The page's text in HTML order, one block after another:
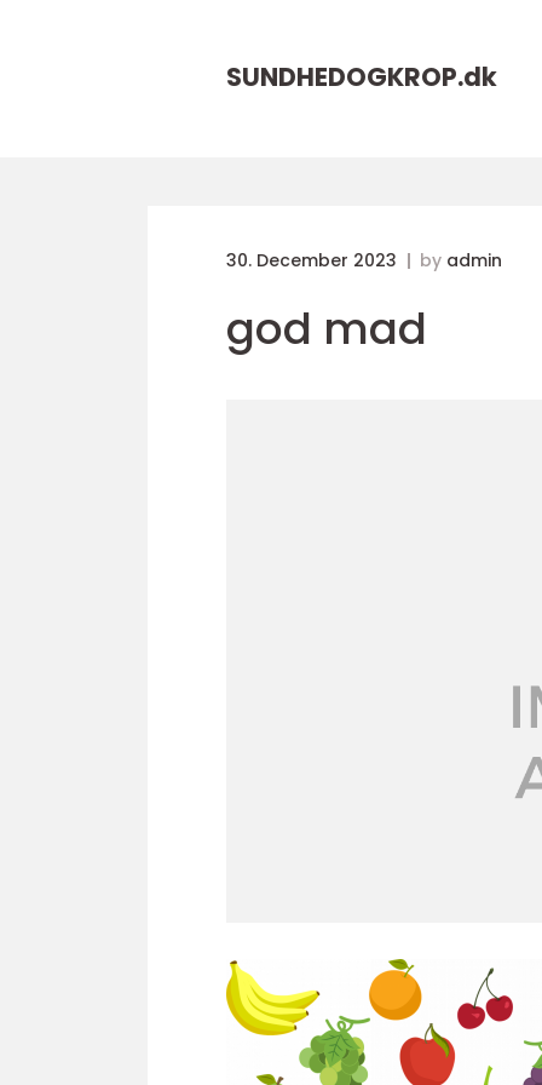
SUNDHEDOGKROP.dk
30. December 2023 by admin
god mad